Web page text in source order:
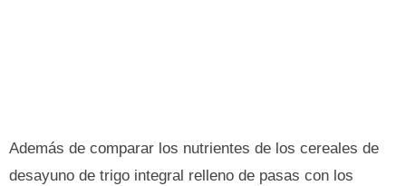
Además de comparar los nutrientes de los cereales de
desayuno de trigo integral relleno de pasas con los